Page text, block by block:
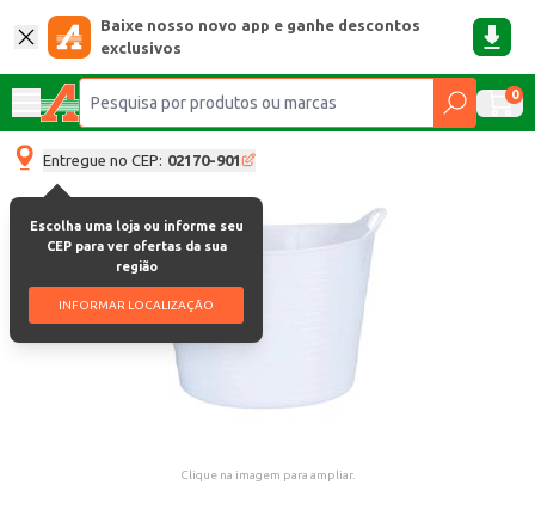
Baixe nosso novo app e ganhe descontos
exclusivos
0
Entregue no CEP: 02170-901
Escolha uma loja ou informe seu
CEP para ver ofertas da sua
região
INFORMAR LOCALIZAÇÃO
Clique na imagem para ampliar.